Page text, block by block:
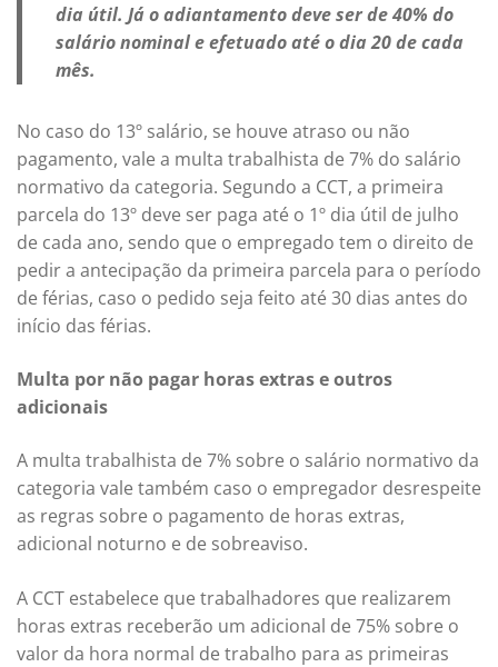
dia útil. Já o adiantamento deve ser de 40% do
salário nominal e efetuado até o dia 20 de cada
mês.
No caso do 13º salário, se houve atraso ou não
pagamento, vale a multa trabalhista de 7% do salário
normativo da categoria. Segundo a CCT, a primeira
parcela do 13º deve ser paga até o 1º dia útil de julho
de cada ano, sendo que o empregado tem o direito de
pedir a antecipação da primeira parcela para o período
de férias, caso o pedido seja feito até 30 dias antes do
início das férias.
Multa por não pagar horas extras e outros
adicionais
A multa trabalhista de 7% sobre o salário normativo da
categoria vale também caso o empregador desrespeite
as regras sobre o pagamento de horas extras,
adicional noturno e de sobreaviso.
A CCT estabelece que trabalhadores que realizarem
horas extras receberão um adicional de 75% sobre o
valor da hora normal de trabalho para as primeiras